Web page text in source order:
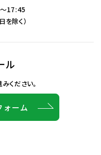
17:45
を除く）
ル
ください。
ォーム